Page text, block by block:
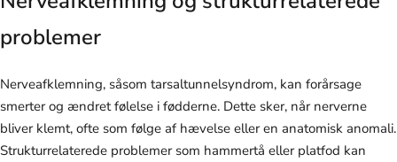
problemer
Nerveafklemning, såsom tarsaltunnelsyndrom, kan forårsage
smerter og ændret følelse i fødderne. Dette sker, når nerverne
bliver klemt, ofte som følge af hævelse eller en anatomisk anomali.
Strukturrelaterede problemer som hammertå eller platfod kan